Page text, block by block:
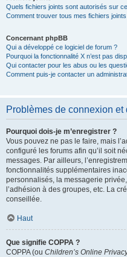
Quels fichiers joints sont autorisés sur
Comment trouver tous mes fichiers
Concernant phpBB
Qui a développé ce logiciel de forum ?
Pourquoi la fonctionnalité X n’est pas
Qui contacter pour les abus ou les
Comment puis-je contacter un
Problèmes de connexion et
Pourquoi dois-je m’enregistrer ?
Vous pouvez ne pas le faire, mais
configuré les forums afin qu’il soit
messages. Par ailleurs,
fonctionnalités supplémentaires
personnalisés, la messagerie
l’adhésion à des groupes, etc. La
conseillée.
Haut
Que signifie COPPA ?
COPPA (ou Children’s Online